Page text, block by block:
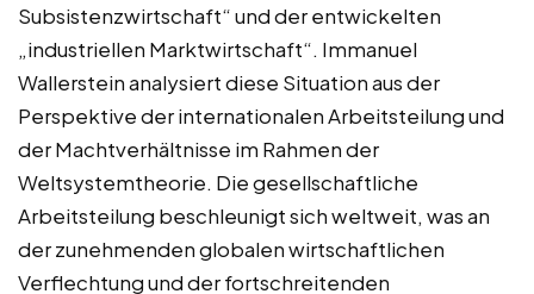
Subsistenzwirtschaft“ und der entwickelten
„industriellen Marktwirtschaft“. Immanuel
Wallerstein analysiert diese Situation aus der
Perspektive der internationalen Arbeitsteilung und
der Machtverhältnisse im Rahmen der
Weltsystemtheorie. Die gesellschaftliche
Arbeitsteilung beschleunigt sich weltweit, was an
der zunehmenden globalen wirtschaftlichen
Verflechtung und der fortschreitenden